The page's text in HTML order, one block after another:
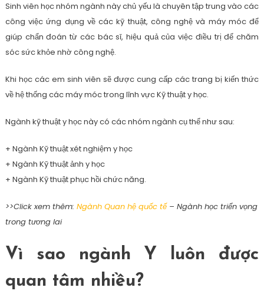
Sinh viên học nhóm ngành này chủ yếu là chuyên tập trung vào các
công việc ứng dụng về các kỹ thuật, công nghệ và máy móc để
giúp chẩn đoán từ các bác sĩ, hiệu quả của việc điều trị để chăm
sóc sức khỏe nhờ công nghệ.
Khi học các em sinh viên sẽ được cung cấp các trang bị kiến thức
về hệ thống các máy móc trong lĩnh vực Kỹ thuật y học.
Ngành kỹ thuật y học này có các nhóm ngành cụ thể như sau:
+ Ngành Kỹ thuật xét nghiệm y học
+ Ngành Kỹ thuật ảnh y học
+ Ngành Kỹ thuật phục hồi chức năng.
>>Click xem thêm: Ngành Quan hệ quốc tế– Ngành học triển vọng
trong tương lai
Vì sao ngành Y luôn được
quan tâm nhiều?